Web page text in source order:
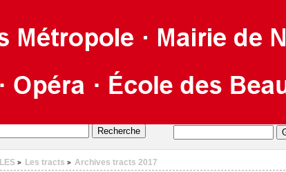
> Les tracts > Archives tracts 2017